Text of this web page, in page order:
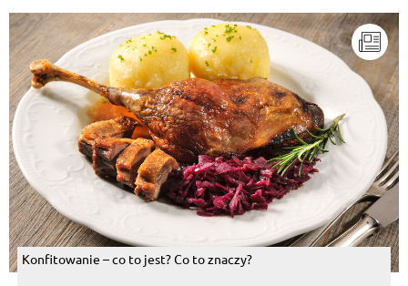
Konfitowanie – co to jest? Co to znaczy?